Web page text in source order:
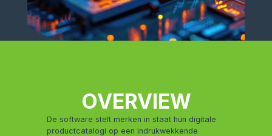
OVERVIEW
De software stelt merken in staat hun digitale
productcatalogi op een indrukwekkende